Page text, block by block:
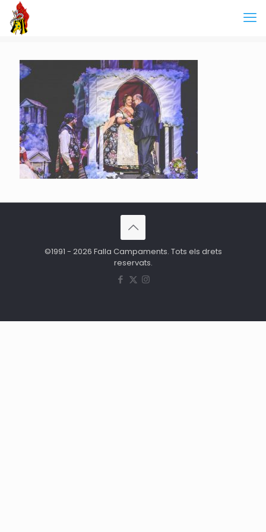
©1991 - 2026 Falla Campaments. Tots els drets
reservats.